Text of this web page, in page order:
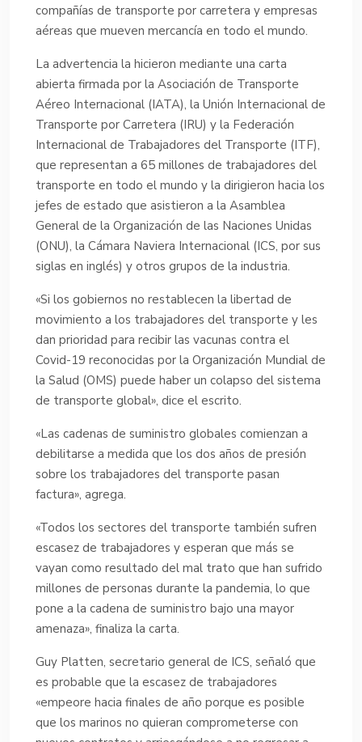
compañías de transporte por carretera y empresas
aéreas que mueven mercancía en todo el mundo.
La advertencia la hicieron mediante una carta
abierta firmada por la Asociación de Transporte
Aéreo Internacional (IATA), la Unión Internacional de
Transporte por Carretera (IRU) y la Federación
Internacional de Trabajadores del Transporte (ITF),
que representan a 65 millones de trabajadores del
transporte en todo el mundo y la dirigieron hacia los
jefes de estado que asistieron a la Asamblea
General de la Organización de las Naciones Unidas
(ONU), la Cámara Naviera Internacional (ICS, por sus
siglas en inglés) y otros grupos de la industria.
«Si los gobiernos no restablecen la libertad de
movimiento a los trabajadores del transporte y les
dan prioridad para recibir las vacunas contra el
Covid-19 reconocidas por la Organización Mundial de
la Salud (OMS) puede haber un colapso del sistema
de transporte global», dice el escrito.
«Las cadenas de suministro globales comienzan a
debilitarse a medida que los dos años de presión
sobre los trabajadores del transporte pasan
factura», agrega.
«Todos los sectores del transporte también sufren
escasez de trabajadores y esperan que más se
vayan como resultado del mal trato que han sufrido
millones de personas durante la pandemia, lo que
pone a la cadena de suministro bajo una mayor
amenaza», finaliza la carta.
Guy Platten, secretario general de ICS, señaló que
es probable que la escasez de trabajadores
«empeore hacia finales de año porque es posible
que los marinos no quieran comprometerse con